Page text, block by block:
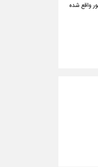
واقع شده